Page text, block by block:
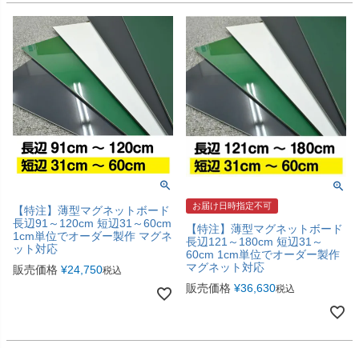
【特注】薄型マグネットボード
長辺91～120cm 短辺31～60cm
1cm単位でオーダー製作 マグネ
ット対応
販売価格 ¥24,750税込
お届け日時指定不可
【特注】薄型マグネットボード
長辺121～180cm 短辺31～
60cm 1cm単位でオーダー製作
マグネット対応
販売価格 ¥36,630税込